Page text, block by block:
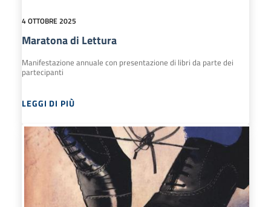
4 OTTOBRE 2025
Maratona di Lettura
Manifestazione annuale con presentazione di libri da parte dei
partecipanti
LEGGI DI PIÙ